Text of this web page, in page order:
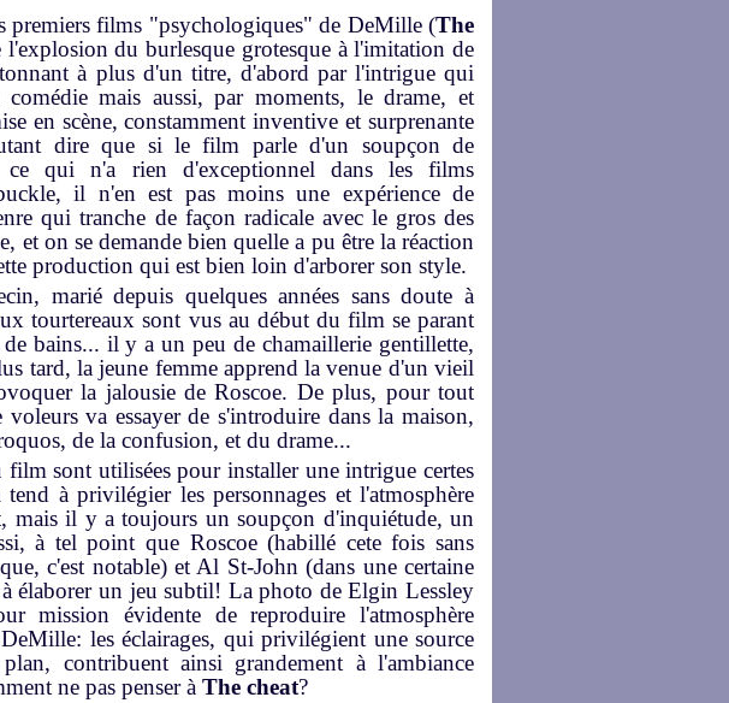
premiers films "psychologiques" de DeMille (The
l'explosion du burlesque grotesque à l'imitation de
à plus d'un titre, d'abord par l'intrigue qui
mais aussi, par moments, le drame, et
en scène, constamment inventive et surprenante
dire que si le film parle d'un soupçon de
ce qui n'a rien d'exceptionnel dans les films
il n'en est pas moins une expérience de
qui tranche de façon radicale avec le gros des
et on se demande bien quelle a pu être la réaction
production qui est bien loin d'arborer son style.
marié depuis quelques années sans doute à
tourtereaux sont vus au début du film se parant
bains... il y a un peu de chamaillerie gentillette,
tard, la jeune femme apprend la venue d'un vieil
la jalousie de Roscoe. De plus, pour tout
va essayer de s'introduire dans la maison,
de la confusion, et du drame...
sont utilisées pour installer une intrigue certes
à privilégier les personnages et l'atmosphère
mais il y a toujours un soupçon d'inquiétude, un
à tel point que Roscoe (habillé cete fois sans
c'est notable) et Al St-John (dans une certaine
à élaborer un jeu subtil! La photo de Elgin Lessley
mission évidente de reproduire l'atmosphère
les éclairages, qui privilégient une source
contribuent ainsi grandement à l'ambiance
ne pas penser à The cheat?